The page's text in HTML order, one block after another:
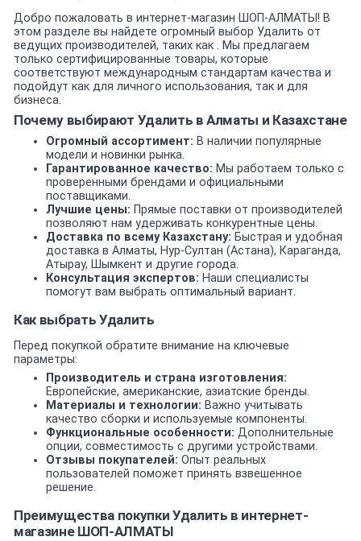
Добро пожаловать в интернет-магазин ШОП-АЛМАТЫ! В
этом разделе вы найдете огромный выбор Удалить от
ведущих производителей, таких как . Мы предлагаем
только сертифицированные товары, которые
соответствуют международным стандартам качества и
подойдут как для личного использования, так и для
бизнеса.
Почему выбирают Удалить в Алматы и Казахстане
Огромный ассортимент: В наличии популярные
модели и новинки рынка.
Гарантированное качество: Мы работаем только с
проверенными брендами и официальными
поставщиками.
Лучшие цены: Прямые поставки от производителей
позволяют нам удерживать конкурентные цены.
Доставка по всему Казахстану: Быстрая и удобная
доставка в Алматы, Нур-Султан (Астана), Караганда,
Атырау, Шымкент и другие города.
Консультация экспертов: Наши специалисты
помогут вам выбрать оптимальный вариант.
Как выбрать Удалить
Перед покупкой обратите внимание на ключевые
параметры:
Производитель и страна изготовления:
Европейские, американские, азиатские бренды.
Материалы и технологии: Важно учитывать
качество сборки и используемые компоненты.
Функциональные особенности: Дополнительные
опции, совместимость с другими устройствами.
Отзывы покупателей: Опыт реальных
пользователей поможет принять взвешенное
решение.
Преимущества покупки Удалить в интернет-
магазине ШОП-АЛМАТЫ